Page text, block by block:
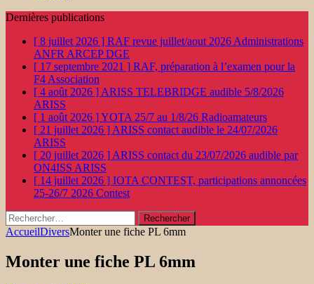
Dernières publications
[ 8 juillet 2026 ] RAF revue juillet/aout 2026 Administrations
ANFR ARCEP DGE
[ 17 septembre 2021 ] RAF, préparation à l’examen pour la
F4 Association
[ 4 août 2026 ] ARISS TELEBRIDGE audible 5/8/2026
ARISS
[ 1 août 2026 ]YOTA 25/7 au 1/8/26 Radioamateurs
[ 21 juillet 2026 ] ARISS contact audible le 24/07/2026
ARISS
[ 20 juillet 2026 ] ARISS contact du 23/07/2026 audible par
ON4ISS ARISS
[ 14 juillet 2026 ] IOTA CONTEST, participations annoncées
25-26/7 2026 Contest
Rechercher :
AccueilDiversMonter une fiche PL 6mm
Monter une fiche PL 6mm